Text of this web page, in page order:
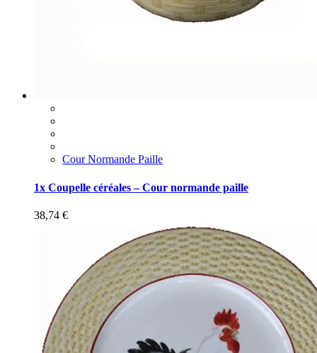
Cour Normande Paille
1x Coupelle céréales – Cour normande paille
38,74 €